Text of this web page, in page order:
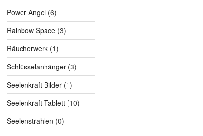
Power Angel (6)
Rainbow Space (3)
Räucherwerk (1)
Schlüsselanhänger (3)
Seelenkraft Bilder (1)
Seelenkraft Tablett (10)
Seelenstrahlen (0)